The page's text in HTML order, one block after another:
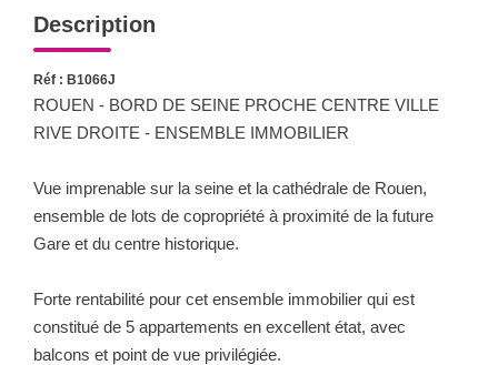
Description
Réf : B1066J
ROUEN - BORD DE SEINE PROCHE CENTRE VILLE
RIVE DROITE - ENSEMBLE IMMOBILIER
Vue imprenable sur la seine et la cathédrale de Rouen,
ensemble de lots de copropriété à proximité de la future
Gare et du centre historique.
Forte rentabilité pour cet ensemble immobilier qui est
constitué de 5 appartements en excellent état, avec
balcons et point de vue privilégiée.